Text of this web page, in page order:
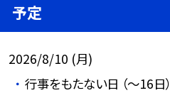
予定
2026/8/10 (月)
行事をもたない日 （～16日）